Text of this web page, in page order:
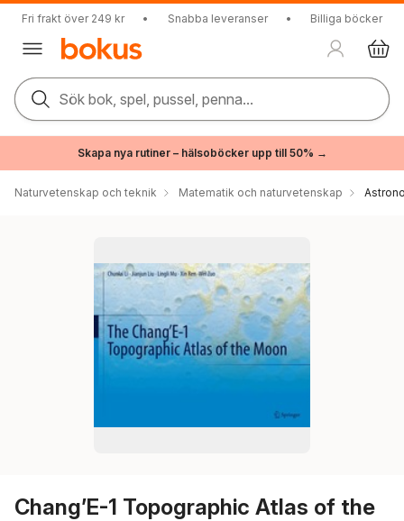
Fri frakt över 249 kr • Snabba leveranser • Billiga böcker
Sök bok, spel, pussel, penna...
Skapa nya rutiner – hälsoböcker upp till 50% →
Naturvetenskap och teknik Matematik och naturvetenskap
Chang’E-1 Topographic Atlas of the